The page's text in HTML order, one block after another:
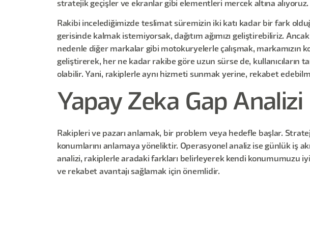
stratejik geçişler ve ekranlar gibi elementleri mercek altına
Rakibi incelediğimizde teslimat süremizin iki katı kadar bir fark
gerisinde kalmak istemiyorsak, dağıtım ağımızı geliştirebiliriz.
nedenle diğer markalar gibi motokuryelerle çalışmak,
geliştirerek, her ne kadar rakibe göre uzun sürse de,
olabilir. Yani, rakiplerle aynı hizmeti sunmak yerine, rekabet
Yapay Zeka Gap
Rakipleri ve pazarı anlamak, bir problem veya hedefle başlar.
konumlarını anlamaya yöneliktir. Operasyonel analiz ise günlük iş
analizi, rakiplerle aradaki farkları belirleyerek kendi konumumuzu
ve rekabet avantajı sağlamak için önemlidir.